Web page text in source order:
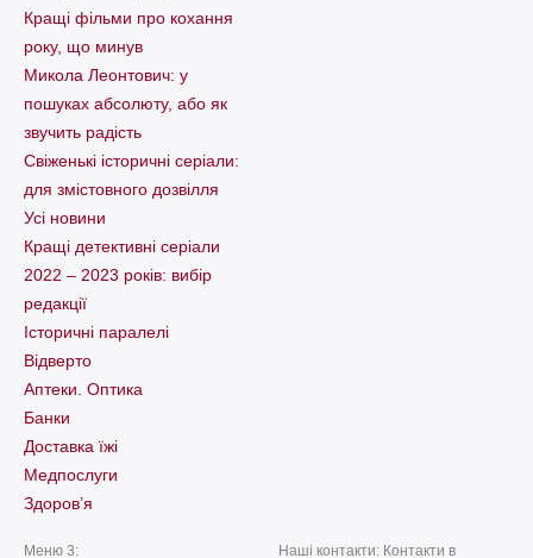
Кращі фільми про кохання
року, що минув
Микола Леонтович: у
пошуках абсолюту, або як
звучить радість
Свіженькі історичні серіали:
для змістовного дозвілля
Усі новини
Кращі детективні серіали
2022 – 2023 років: вибір
редакції
Історичні паралелі
Відверто
Аптеки. Оптика
Банки
Доставка їжі
Медпослуги
Здоров’я
Меню 3: Наші контакти: Контакти в